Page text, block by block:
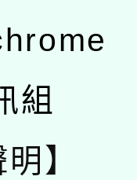
組
】